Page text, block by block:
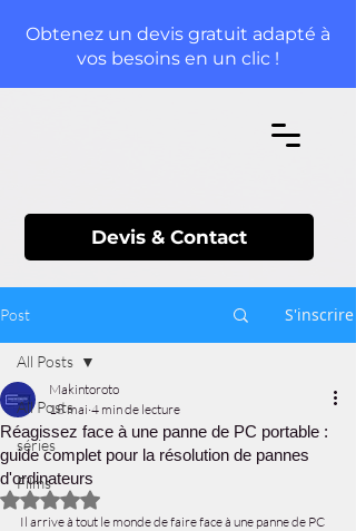
Obtenez un devis gratuit adapté à
vos besoins en un clic !
Devis & Contact
Post S'inscrire
All Posts
séries
Films
All Posts
Réagissez face à une panne de PC portable :
guide complet pour la résolution de pannes
d'ordinateurs
Makintoroto
18 mai 4 min de lecture
Noté NaN étoiles sur 5.
Il arrive à tout le monde de faire face à une panne de PC